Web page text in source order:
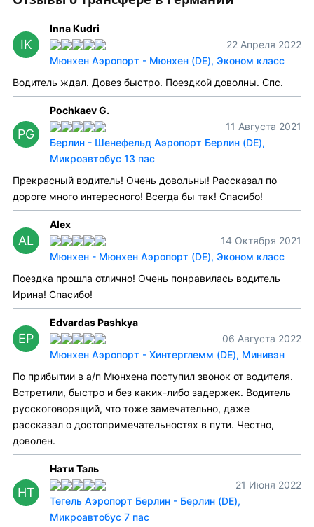
IK
Inna Kudri
22 Апреля 2022
Мюнхен Аэропорт - Мюнхен (DE), Эконом класс
Водитель ждал. Довез быстро. Поездкой доволны. Спс.
PG
Pochkaev G.
11 Августа 2021
Берлин - Шенефельд Аэропорт Берлин (DE),
Микроавтобус 13 пас
Прекрасный водитель! Очень довольны! Рассказал по
дороге много интересного! Всегда бы так! Спасибо!
AL
Alex
14 Октября 2021
Мюнхен - Мюнхен Аэропорт (DE), Эконом класс
Поездка прошла отлично! Очень понравилась водитель
Ирина! Спасибо!
EP
Edvardas Pashkya
06 Августа 2022
Мюнхен Аэропорт - Хинтерглемм (DE), Минивэн
По прибытии в а/п Мюнхена поступил звонок от водителя.
Встретили, быстро и без каких-либо задержек. Водитель
русскоговорящий, что тоже замечательно, даже
рассказал о достопримечательностях в пути. Честно,
доволен.
НТ
Нати Таль
21 Июня 2022
Тегель Аэропорт Берлин - Берлин (DE),
Микроавтобус 7 пас